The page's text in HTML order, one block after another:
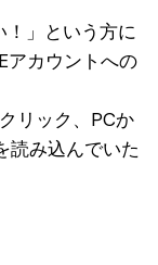
！」という方に
アカウントへの
リック、PCか
読み込んでいた